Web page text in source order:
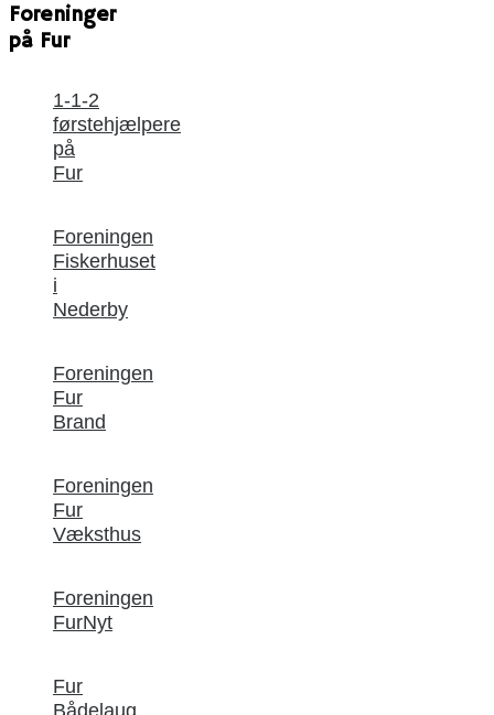
Foreninger
på Fur
1-1-2
førstehjælpere
på
Fur
Foreningen
Fiskerhuset
i
Nederby
Foreningen
Fur
Brand
Foreningen
Fur
Væksthus
Foreningen
FurNyt
Fur